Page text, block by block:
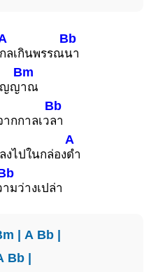
กลเกินพรรณ
Bb
นา
ญญ
Bm
าณ
กกาลเว
Bb
ลา
งไปในกล่อง
A
ดำ
ามว่างเปล่า
| A Bb|
Bb |